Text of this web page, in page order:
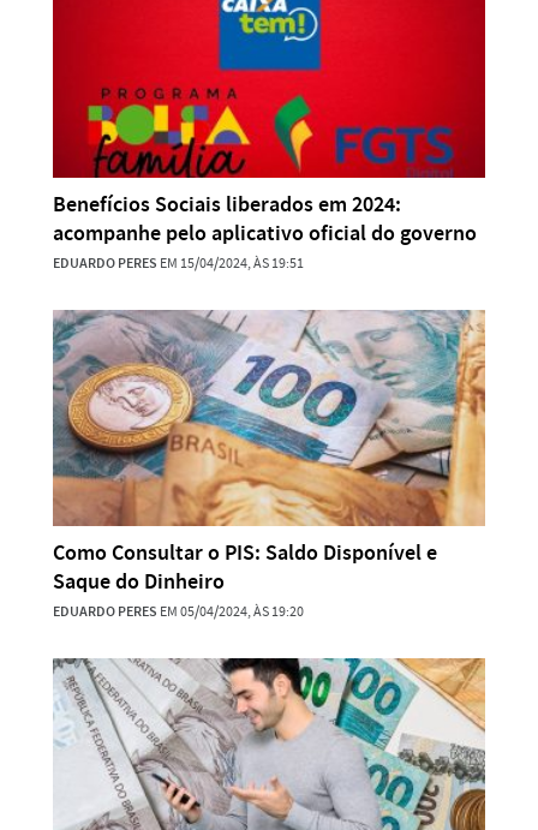
Benefícios Sociais liberados em 2024:
acompanhe pelo aplicativo oficial do governo
EDUARDO PERES EM 15/04/2024, ÀS 19:51
Como Consultar o PIS: Saldo Disponível e
Saque do Dinheiro
EDUARDO PERES EM 05/04/2024, ÀS 19:20